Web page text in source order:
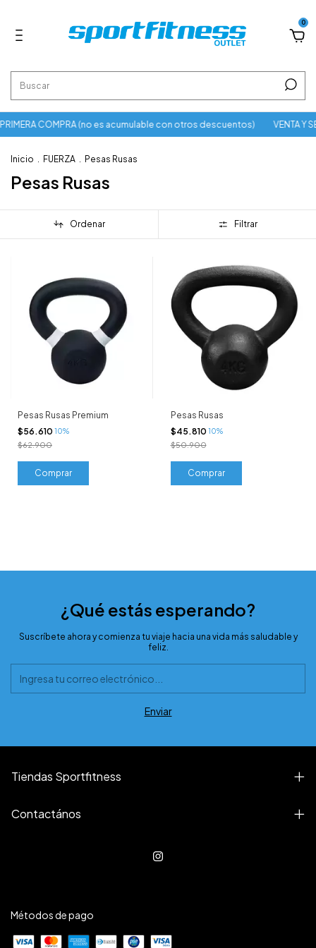
0
PRIMERA COMPRA (no es acumulable con otros descuentos) VENTA Y
Inicio FUERZA Pesas Rusas
Pesas Rusas
Ordenar Filtrar
Pesas Rusas Premium
$56.610 10%
$62.900
Comprar
Pesas Rusas
$45.810 10%
$50.900
Comprar
¿Qué estás esperando?
Suscríbete ahora y comienza tu viaje hacia una vida más saludable y
feliz.
Tiendas Sportfitness
Contactános
Métodos de pago